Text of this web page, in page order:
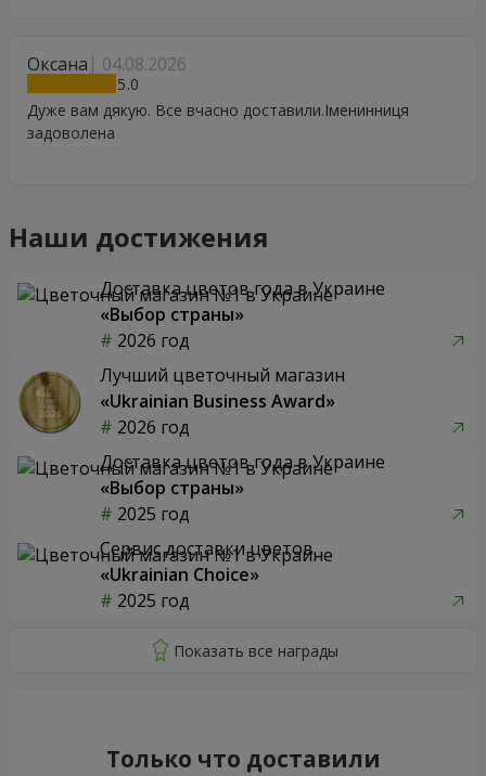
Оксана 04.08.2026
5
Дуже вам дякую. Все вчасно доставили.Іменинниця
задоволена
Наши достижения
Доставка цветов года в Украине
«Выбор страны»
2026 год
Лучший цветочный магазин
«Ukrainian Business Award»
2026 год
Доставка цветов года в Украине
«Выбор страны»
2025 год
Сервис доставки цветов
«Ukrainian Choice»
2025 год
Только что доставили